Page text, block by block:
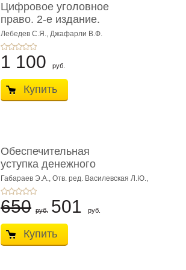
Цифровое уголовное
право. 2-е издание.
Монограф ...
Лебедев С.Я., Джафарли В.Ф.
1 100 руб.
Купить
Обеспечительная
уступка денежного
требования ...
Габараев Э.А., Отв. ред. Василевская Л.Ю.,
вступ. сл. Каретина М.Г.
650 руб. 501 руб.
Купить